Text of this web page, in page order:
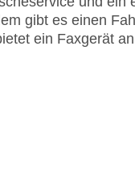
gibt es einen
ein Faxgerät